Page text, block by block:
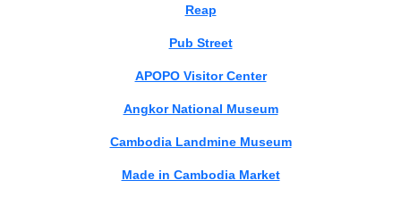
Reap
Pub Street
APOPO Visitor Center
Angkor National Museum
Cambodia Landmine Museum
Made in Cambodia Market